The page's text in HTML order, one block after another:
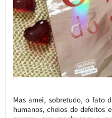
Mas amei, sobretudo, o fato
humanos, cheios de defeitos